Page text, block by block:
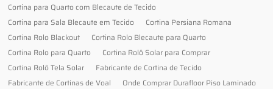
Cortina para Quarto com Blecaute de Tecido
Cortina para Sala Blecaute em Tecido
Cortina Persiana Romana
Cortina Rolo Blackout
Cortina Rolo Blecaute para Quarto
Cortina Rolo para Quarto
Cortina Rolô Solar para Comprar
Cortina Rolô Tela Solar
Fabricante de Cortina de Tecido
Fabricante de Cortinas de Voal
Onde Comprar Durafloor Piso Laminado